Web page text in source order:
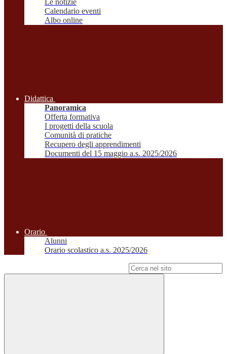
Le notizie
Calendario eventi
Albo online
Didattica
Panoramica
Offerta formativa
I progetti della scuola
Comunità di pratiche
Recupero degli apprendimenti
Documenti del 15 maggio a.s. 2025/2026
Orario
Alunni
Orario scolastico a.s. 2025/2026